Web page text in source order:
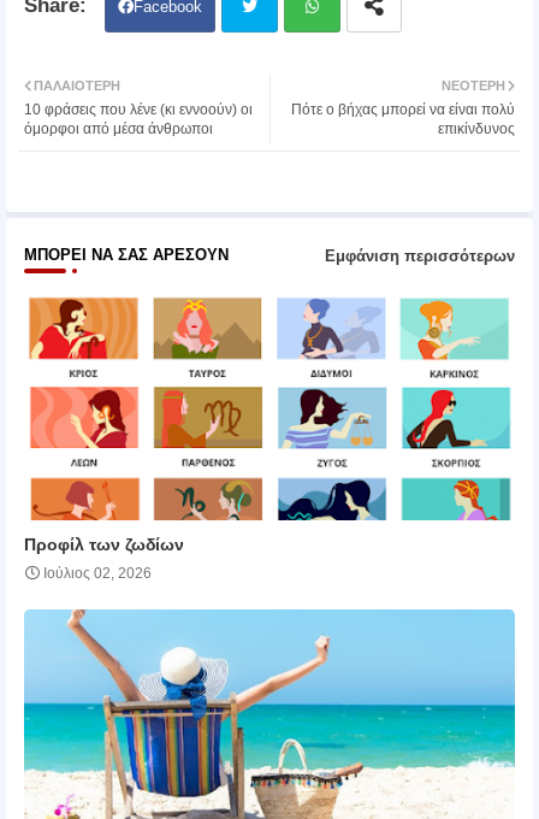
Facebook
ter atsa
ΝΕΌΤΕΡΗ
Πότε ο βήχας μπορεί να είναι πολύ
επικίνδυνος
ΠΑΛΑΙΌΤΕΡΗ
10 φράσεις που λένε (κι εννοούν) οι
όμορφοι από μέσα άνθρωποι
ΜΠΟΡΕΊ ΝΑ ΣΑΣ ΑΡΈΣΟΥΝ Εμφάνιση περισσότερων
Προφίλ των ζωδίων
Ιούλιος 02, 2026